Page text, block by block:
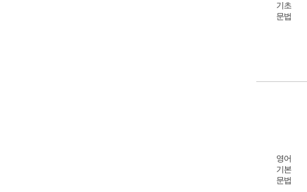
기초
문법
영어
기본
문법